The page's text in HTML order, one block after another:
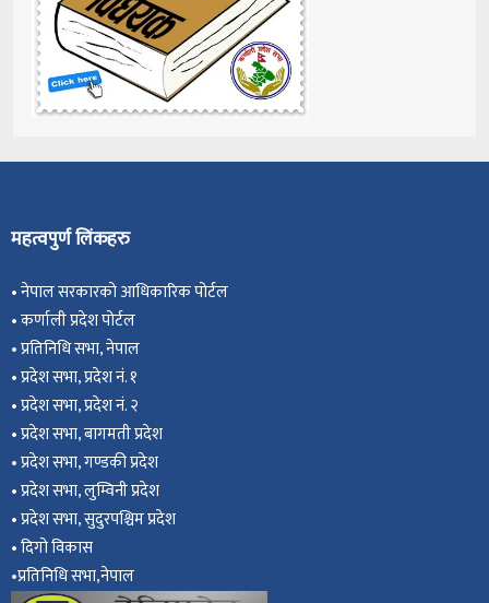
महत्वपुर्ण लिंकहरु
•नेपाल सरकारको आधिकारिक पोर्टल
•कर्णाली प्रदेश पोर्टल
•प्रतिनिधि सभा, नेपाल
•प्रदेश सभा, प्रदेश नं. १
•प्रदेश सभा, प्रदेश नं. २
•प्रदेश सभा, बागमती प्रदेश
•प्रदेश सभा, गण्डकी प्रदेश
•प्रदेश सभा, लुम्विनी प्रदेश
•प्रदेश सभा, सुदुरपश्चिम प्रदेश
•दिगो विकास
•प्रतिनिधि सभा,नेपाल